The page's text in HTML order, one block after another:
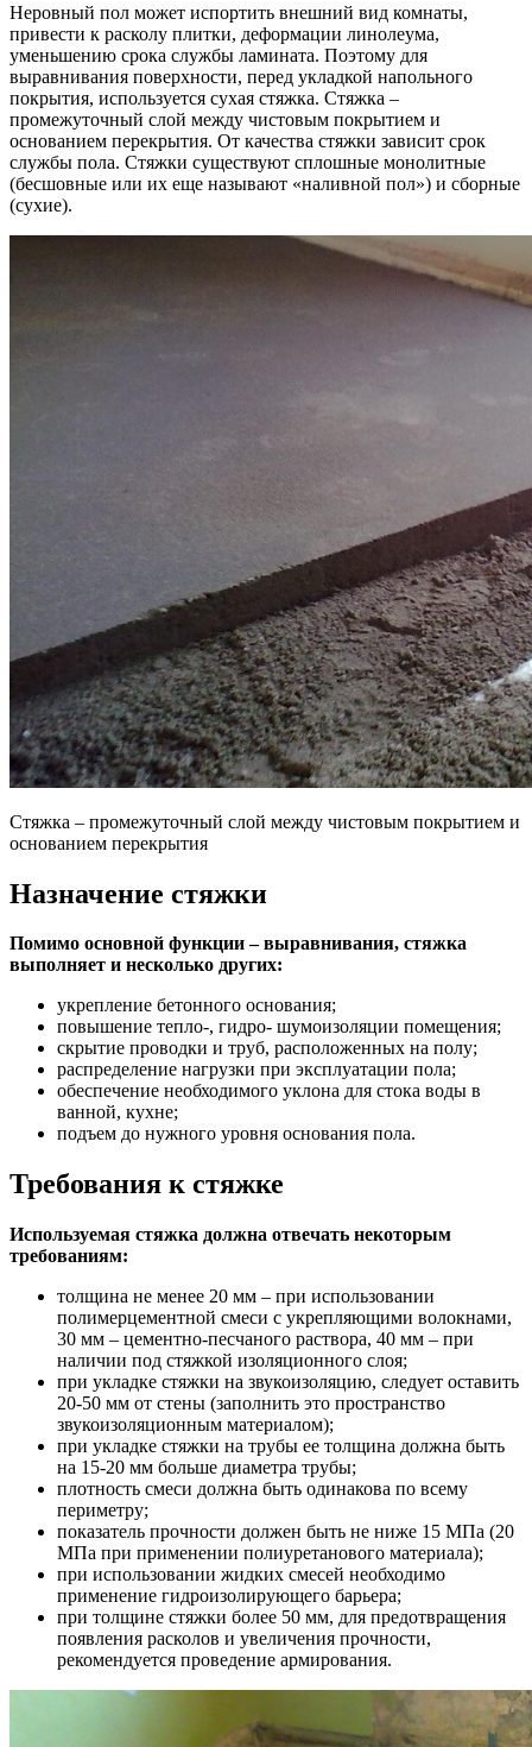
Неровный пол может испортить внешний вид комнаты,
привести к расколу плитки, деформации линолеума,
уменьшению срока службы ламината. Поэтому для
выравнивания поверхности, перед укладкой напольного
покрытия, используется сухая стяжка. Стяжка –
промежуточный слой между чистовым покрытием и
основанием перекрытия. От качества стяжки зависит срок
службы пола. Стяжки существуют сплошные монолитные
(бесшовные или их еще называют «наливной пол») и сборные
(сухие).
Стяжка – промежуточный слой между чистовым покрытием и
основанием перекрытия
Назначение стяжки
Помимо основной функции – выравнивания, стяжка
выполняет и несколько других:
укрепление бетонного основания;
повышение тепло-, гидро- шумоизоляции помещения;
скрытие проводки и труб, расположенных на полу;
распределение нагрузки при эксплуатации пола;
обеспечение необходимого уклона для стока воды в
ванной, кухне;
подъем до нужного уровня основания пола.
Требования к стяжке
Используемая стяжка должна отвечать некоторым
требованиям:
толщина не менее 20 мм – при использовании
полимерцементной смеси с укрепляющими волокнами,
30 мм – цементно-песчаного раствора, 40 мм – при
наличии под стяжкой изоляционного слоя;
при укладке стяжки на звукоизоляцию, следует оставить
20-50 мм от стены (заполнить это пространство
звукоизоляционным материалом);
при укладке стяжки на трубы ее толщина должна быть
на 15-20 мм больше диаметра трубы;
плотность смеси должна быть одинакова по всему
периметру;
показатель прочности должен быть не ниже 15 МПа (20
МПа при применении полиуретанового материала);
при использовании жидких смесей необходимо
применение гидроизолирующего барьера;
при толщине стяжки более 50 мм, для предотвращения
появления расколов и увеличения прочности,
рекомендуется проведение армирования.